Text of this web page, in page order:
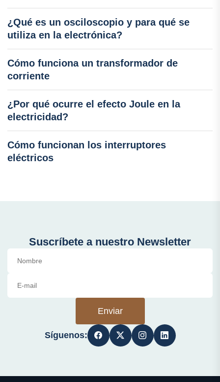
¿Qué es un osciloscopio y para qué se
utiliza en la electrónica?
Cómo funciona un transformador de
corriente
¿Por qué ocurre el efecto Joule en la
electricidad?
Cómo funcionan los interruptores
eléctricos
Suscríbete a nuestro Newsletter
Enviar
Síguenos: